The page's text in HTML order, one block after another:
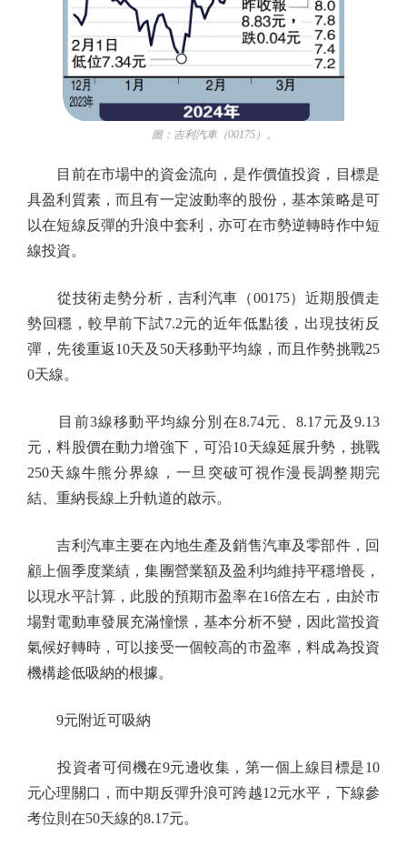
圖：吉利汽車（00175）。
目前在市場中的資金流向，是作價值投資，目標是
具盈利質素，而且有一定波動率的股份，基本策略是可
以在短線反彈的升浪中套利，亦可在市勢逆轉時作中短
線投資。
從技術走勢分析，吉利汽車（00175）近期股價走
勢回穩，較早前下試7.2元的近年低點後，出現技術反
彈，先後重返10天及50天移動平均線，而且作勢挑戰25
0天線。
目前3線移動平均線分別在8.74元、8.17元及9.13
元，料股價在動力增強下，可沿10天線延展升勢，挑戰
250天線牛熊分界線，一旦突破可視作漫長調整期完
結、重納長線上升軌道的啟示。
吉利汽車主要在內地生產及銷售汽車及零部件，回
顧上個季度業績，集團營業額及盈利均維持平穩增長，
以現水平計算，此股的預期市盈率在16倍左右，由於市
場對電動車發展充滿憧憬，基本分析不變，因此當投資
氣候好轉時，可以接受一個較高的市盈率，料成為投資
機構趁低吸納的根據。
9元附近可吸納
投資者可伺機在9元邊收集，第一個上線目標是10
元心理關口，而中期反彈升浪可跨越12元水平，下線參
考位則在50天線的8.17元。